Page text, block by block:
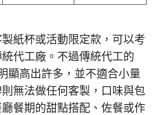
紙杯或活動限定款，可以考
代工廠。不過傳統代工的
顯高出許多，並不適合小量
無法做任何客製，口味與包
餐期的甜點搭配、佐餐或作